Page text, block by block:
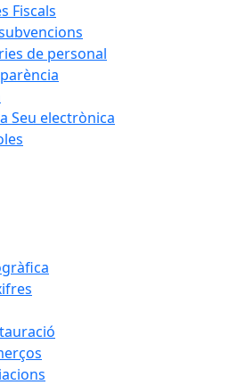
Fiscals
de personal
Seu electrònica